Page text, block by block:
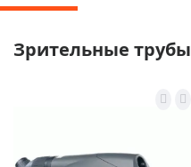
Зрительные трубы